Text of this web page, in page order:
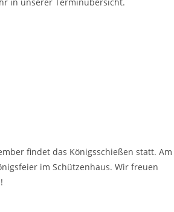
findet das Königsschießen statt. Am
im Schützenhaus. Wir freuen